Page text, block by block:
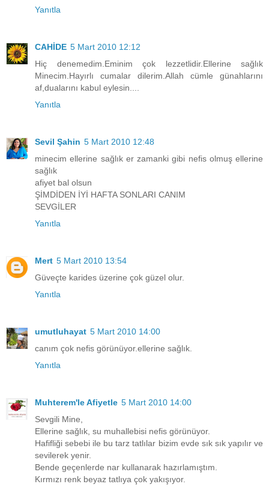
Yanıtla
CAHİDE 5 Mart 2010 12:12
Hiç denemedim.Eminim çok lezzetlidir.Ellerine sağlık
Minecim.Hayırlı cumalar dilerim.Allah cümle günahlarını
af,dualarını kabul eylesin....
Yanıtla
Sevil Şahin 5 Mart 2010 12:48
minecim ellerine sağlık er zamanki gibi nefis olmuş ellerine
sağlık
afiyet bal olsun
ŞİMDİDEN İYİ HAFTA SONLARI CANIM
SEVGİLER
Yanıtla
Mert 5 Mart 2010 13:54
Güveçte karides üzerine çok güzel olur.
Yanıtla
umutluhayat 5 Mart 2010 14:00
canım çok nefis görünüyor.ellerine sağlık.
Yanıtla
Muhterem'le Afiyetle 5 Mart 2010 14:00
Sevgili Mine,
Ellerine sağlık, su muhallebisi nefis görünüyor.
Hafifliği sebebi ile bu tarz tatlılar bizim evde sık sık yapılır ve
sevilerek yenir.
Bende geçenlerde nar kullanarak hazırlamıştım.
Kırmızı renk beyaz tatlıya çok yakışıyor.